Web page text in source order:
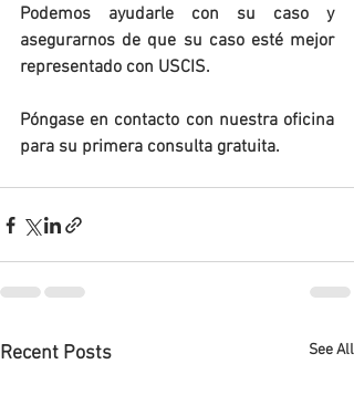
Podemos ayudarle con su caso y
asegurarnos de que su caso esté mejor
representado con USCIS.
Póngase en contacto con nuestra oficina
para su primera consulta gratuita.
Recent Posts See All